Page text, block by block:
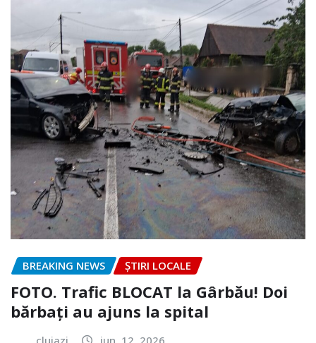
BREAKING NEWS ȘTIRI LOCALE
FOTO. Trafic BLOCAT la Gârbău! Doi
bărbați au ajuns la spital
clujazi iun. 12, 2026